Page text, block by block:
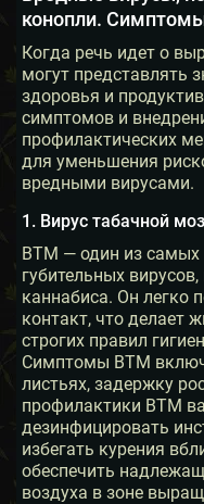
конопли.
Когда речь идет о
могут представлять
здоровья и
симптомов и
профилактических
для уменьшения
вредными вирусами.
1. Вирус табачной
ВТМ — один из самых
губительных
каннабиса. Он легко
контакт, что делает
строгих правил
Симптомы ВТМ
листьях, задержку
профилактики ВТМ
дезинфицировать
избегать курения
обеспечить
воздуха в зоне